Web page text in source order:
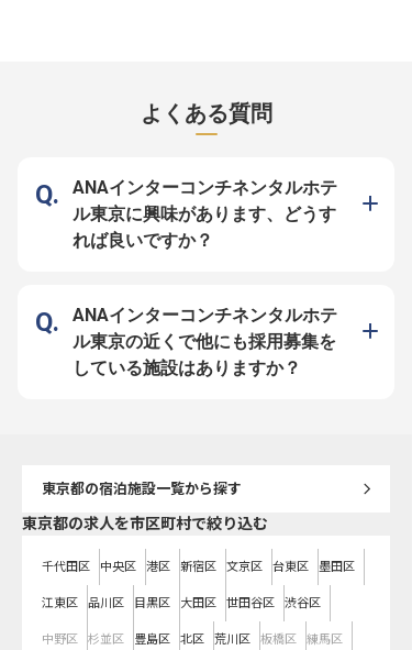
を新たに加え、組織体制も大きく強
状況の分析・レポート作成を担いま
す。OTAや公式サイトの販売管理、
宿泊・セールス部門との連携を通
じ、売上・利益の最大化に向けた施
策を主導する、ホテル全体を俯瞰す
るポジションです。 【働く環境の
援・人間ドック費用補助など充実の
福利厚生
度の分析から改善施策の立案、
GROスタッフの育成まで、“記憶に
残る滞在”を組織で生み出すポジシ
多く、英語での接客・対応力を存分
に活かせます。リニューアルで進化
するおもてなしの中核を、あなたに
担っていただきます。 【働く環境
万円 ・年間休日110日／残業月平均
多く、英
よくある質問
ANAインターコンチネンタルホテ
ル東京に興味があります、どうす
れば良いですか？
ANAインターコンチネンタルホテ
ル東京の近くで他にも採用募集を
している施設はありますか？
東京都の宿泊施設一覧から探す
東京都の求人を市区町村で絞り込む
千代田区 中央区 港区 新宿区 文京区 台東区 墨田区
江東区 品川区 目黒区 大田区 世田谷区 渋谷区
中野区 杉並区 豊島区 北区 荒川区 板橋区 練馬区